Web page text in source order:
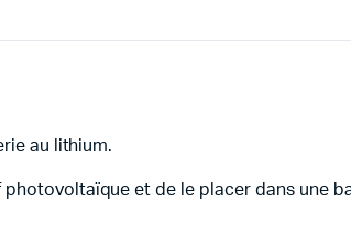
au lithium.
et de le placer dans une